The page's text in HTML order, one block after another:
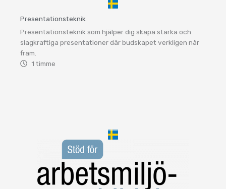
Presentationsteknik
Presentationsteknik som hjälper dig skapa starka och
slagkraftiga presentationer där budskapet verkligen når
fram.
1 timme